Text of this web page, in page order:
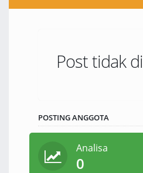
Post tidak
POSTING ANGGOTA
Analisa
0